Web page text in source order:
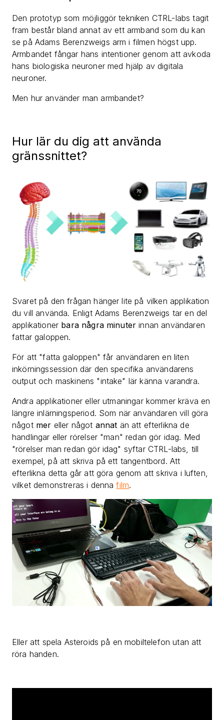
Den prototyp som möjliggör tekniken CTRL-labs tagit
fram består bland annat av ett armband som du kan
se på Adams Berenzweigs arm i filmen högst upp.
Armbandet fångar hans intentioner genom att avkoda
hans biologiska neuroner med hjälp av digitala
neuroner.
Men hur använder man armbandet?
Hur lär du dig att använda
gränssnittet?
Svaret på den frågan hänger lite på vilken applikation
du vill använda. Enligt Adams Berenzweigs tar en del
applikationer bara några minuter innan användaren
fattar galoppen.
För att "fatta galoppen" får användaren en liten
inkörningssession där den specifika användarens
output och maskinens "intake" lär känna varandra.
Andra applikationer eller utmaningar kommer kräva en
längre inlärningsperiod. Som när användaren vill göra
något mer eller något annat än att efterlikna de
handlingar eller rörelser "man" redan gör idag. Med
"rörelser man redan gör idag" syftar CTRL-labs, till
exempel, på att skriva på ett tangentbord. Att
efterlikna detta går att göra genom att skriva i luften,
vilket demonstreras i dennafilm.
Eller att spela Asteroids på en mobiltelefon utan att
röra handen.